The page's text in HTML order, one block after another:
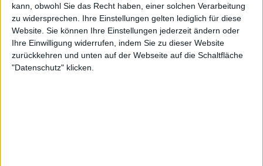
kann, obwohl Sie das Recht haben, einer solchen Verarbeitung
zu widersprechen. Ihre Einstellungen gelten lediglich für diese
Website. Sie können Ihre Einstellungen jederzeit ändern oder
Ihre Einwilligung widerrufen, indem Sie zu dieser Website
zurückkehren und unten auf der Webseite auf die Schaltfläche
"Datenschutz" klicken.